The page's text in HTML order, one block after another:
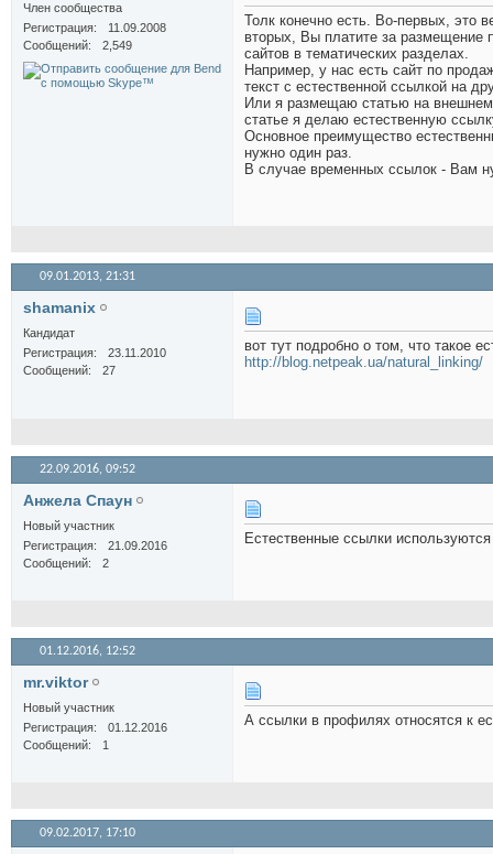
Член сообщества
Регистрация
11.09.2008
Сообщений
2,549
Толк конечно есть. Во-первых, это
вторых, Вы платите за размещение
сайтов в тематических разделах.
Например, у нас есть сайт по
текст с естественной ссылкой на
Или я размещаю статью на внешнем
статье я делаю естественную
Основное преимущество
нужно один раз.
В случае временных ссылок - Вам
09.01.2013, 21:31
shamanix
Кандидат
Регистрация
23.11.2010
Сообщений
27
вот тут подробно о том, что такое
http://blog.netpeak.ua/natural_linking/
22.09.2016, 09:52
Анжела Спаун
Новый участник
Регистрация
21.09.2016
Сообщений
2
Естественные ссылки
01.12.2016, 12:52
mr.viktor
Новый участник
Регистрация
01.12.2016
Сообщений
1
А ссылки в профилях относятся к
09.02.2017, 17:10